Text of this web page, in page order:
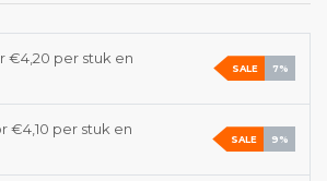
€4,20 per stuk en
SALE 7%
€4,10 per stuk en
SALE 9%